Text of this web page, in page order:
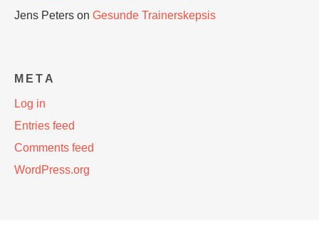
Jens Peters on Gesunde Trainerskepsis
META
Log in
Entries feed
Comments feed
WordPress.org